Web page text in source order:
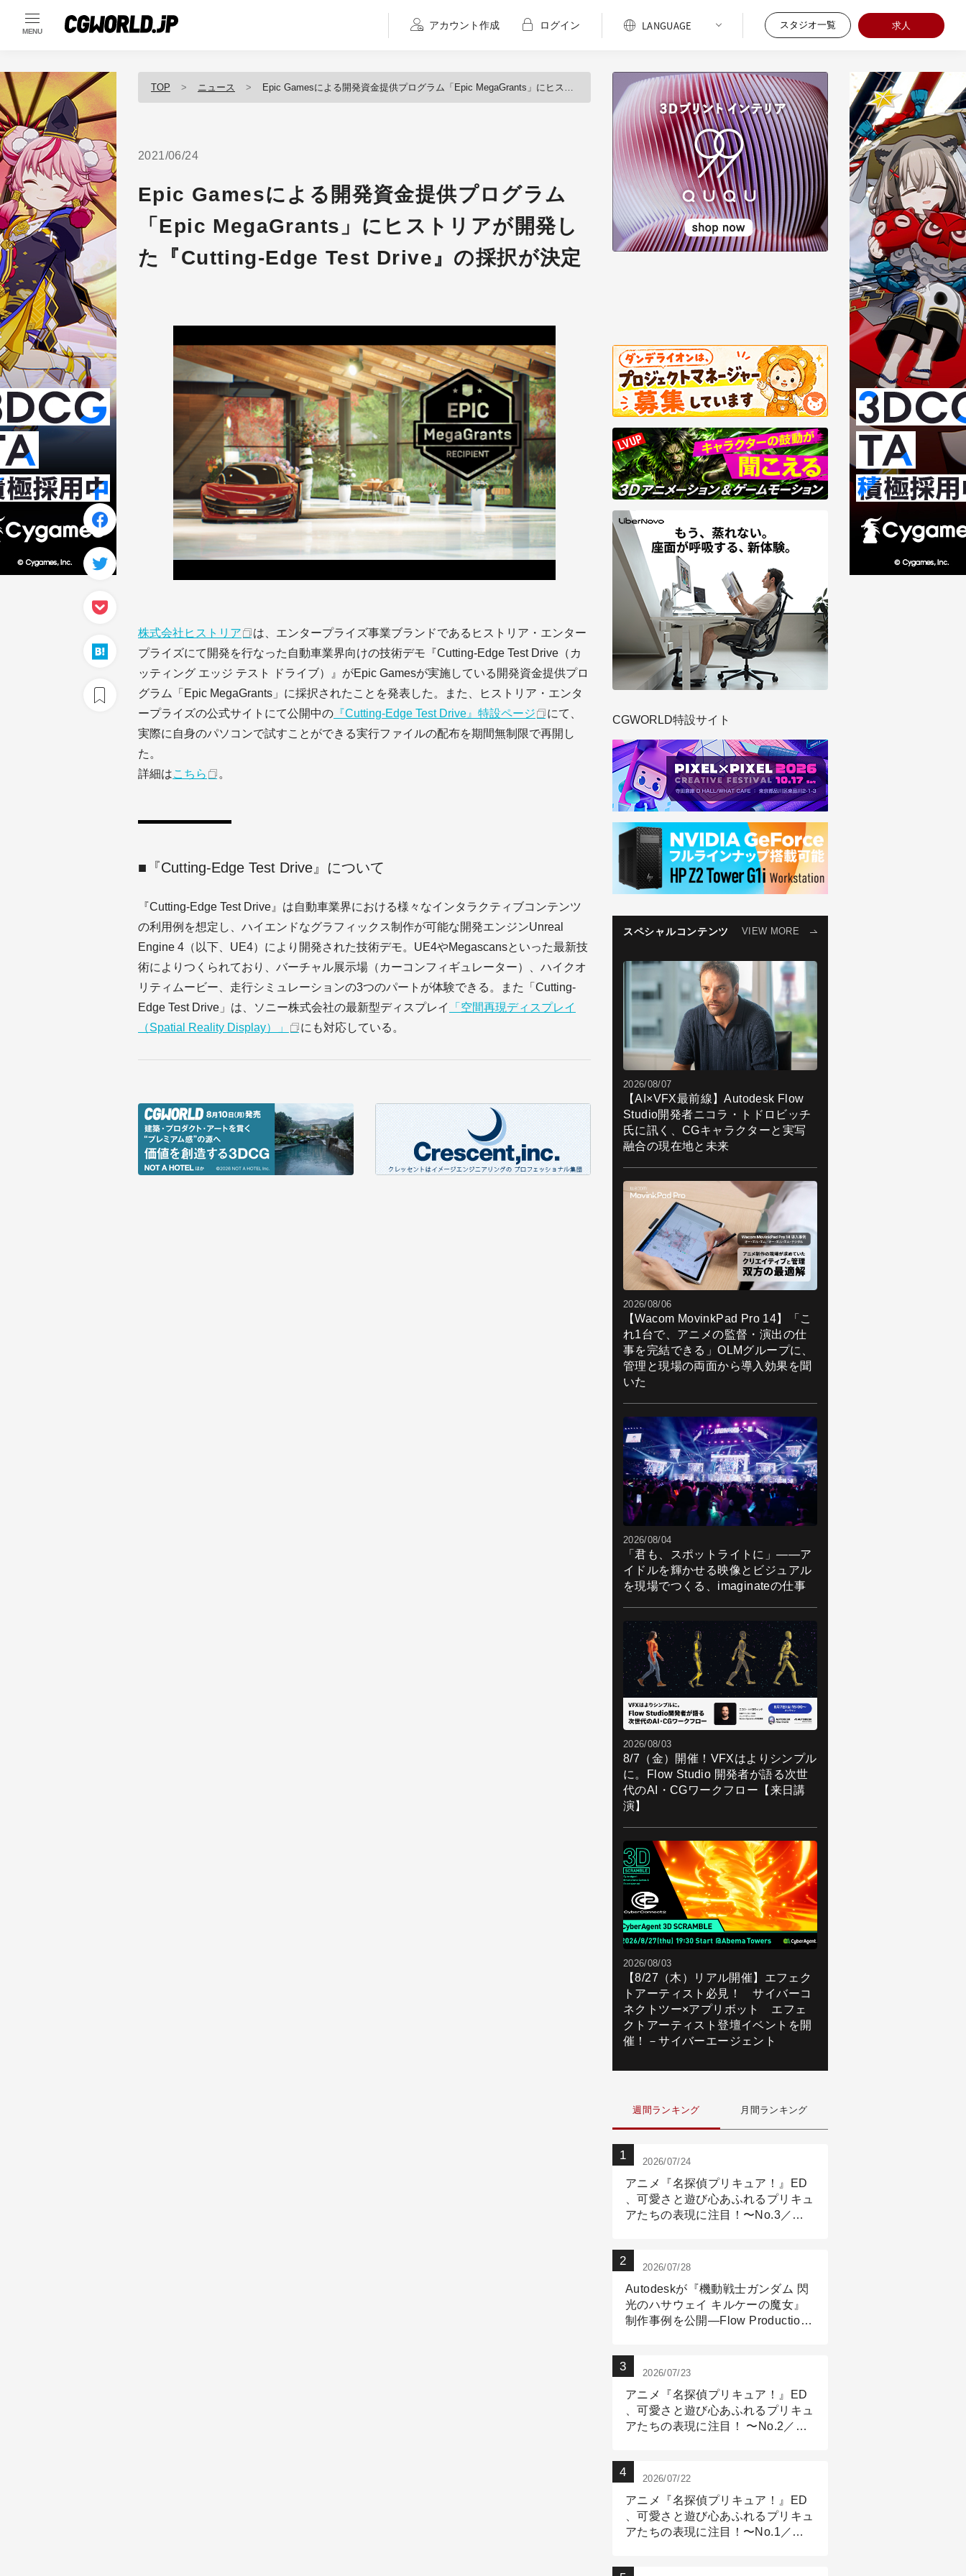
MENU
アカウント作成 ログイン スタジオ一覧 求人
TOP ニュース Epic Gamesによる開発資金提供プログラム「Epic MegaGrants」にヒストリアが開発した『Cutting-Edge Test Drive』の採択が決定
2021/06/24
Epic Gamesによる開発資金提供プログラム
「Epic MegaGrants」にヒストリアが開発し
た『Cutting-Edge Test Drive』の採択が決定
株式会社ヒストリア
は、エンタープライズ事業ブランドであるヒストリア・エンター
プライズにて開発を行なった自動車業界向けの技術デモ『Cutting-Edge Test Drive（カ
ッティング エッジ テスト ドライブ）』がEpic Gamesが実施している開発資金提供プロ
グラム「Epic MegaGrants」に採択されたことを発表した。また、ヒストリア・エンタ
ープライズの公式サイトにて公開中の 『Cutting-Edge Test Drive』特設ページ
にて、
実際に自身のパソコンで試すことができる実行ファイルの配布を期間無制限で再開し
た。
詳細はこちら 。
■『Cutting-Edge Test Drive』について
『Cutting-Edge Test Drive』は自動車業界における様々なインタラクティブコンテンツ
の利用例を想定し、ハイエンドなグラフィックス制作が可能な開発エンジンUnreal
Engine 4（以下、UE4）により開発された技術デモ。UE4やMegascansといった最新技
術によりつくられており、バーチャル展示場（カーコンフィギュレーター）、ハイクオ
リティムービー、走行シミュレーションの3つのパートが体験できる。また「Cutting-
Edge Test Drive」は、ソニー株式会社の最新型ディスプレイ
「空間再現ディスプレイ
（Spatial Reality Display）」
にも対応している。
CGWORLD特設サイト
スペシャルコンテンツ VIEW MORE
2026/08/07
【AI×VFX最前線】Autodesk Flow
Studio開発者ニコラ・トドロビッチ
氏に訊く、CGキャラクターと実写
融合の現在地と未来
2026/08/06
【Wacom MovinkPad Pro 14】「こ
れ1台で、アニメの監督・演出の仕
事を完結できる」OLMグループに、
管理と現場の両面から導入効果を聞
いた
2026/08/04
「君も、スポットライトに」――ア
イドルを輝かせる映像とビジュアル
を現場でつくる、imaginateの仕事
2026/08/03
8/7（金）開催！VFXはよりシンプル
に。Flow Studio 開発者が語る次世
代のAI・CGワークフロー【来日講
演】
2026/08/03
【8/27（木）リアル開催】エフェク
トアーティスト必見！ サイバーコ
ネクトツー×アプリボット エフェ
クトアーティスト登壇イベントを開
催！－サイバーエージェント
週間ランキング 月間ランキング
2026/07/24
アニメ『名探偵プリキュア！』ED
、可愛さと遊び心あふれるプリキュ
アたちの表現に注目！〜No.3／ア
2026/07/28
Autodeskが『機動戦士ガンダム 閃
光のハサウェイ キルケーの魔女』
制作事例を公開―Flow Production
2026/07/23
アニメ『名探偵プリキュア！』ED
、可愛さと遊び心あふれるプリキュ
アたちの表現に注目！ 〜No.2／モ
2026/07/22
アニメ『名探偵プリキュア！』ED
、可愛さと遊び心あふれるプリキュ
アたちの表現に注目！〜No.1／演